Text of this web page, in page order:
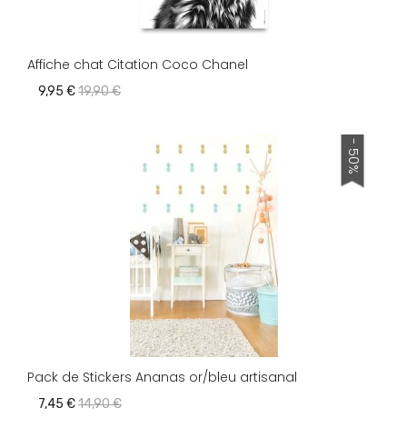
Affiche chat Citation Coco Chanel
9,95 €19,90 €
- 50%
Pack de Stickers Ananas or/bleu artisanal
7,45 €14,90 €